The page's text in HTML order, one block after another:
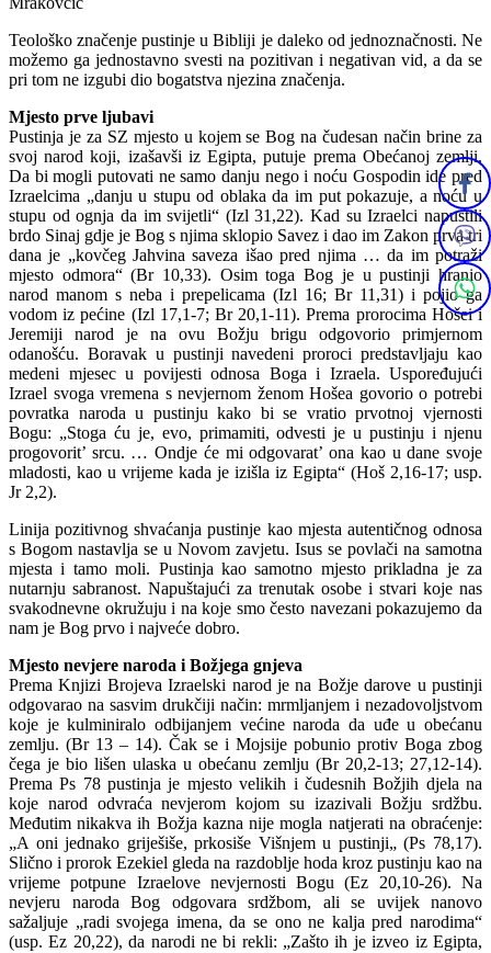
Teološko značenje pustinje u Bibliji je daleko od jednoznačnosti. Ne
možemo ga jednostavno svesti na pozitivan i negativan vid, a da se
pri tom ne izgubi dio bogatstva njezina značenja.
Mjesto prve ljubavi
Pustinja je za SZ mjesto u kojem se Bog na čudesan način brine za
svoj narod koji, izašavši iz Egipta, putuje prema Obećanoj zemlji.
Da bi mogli putovati ne samo danju nego i noću Gospodin ide pred
Izraelcima „danju u stupu od oblaka da im put pokazuje, a noću u
stupu od ognja da im svijetli“ (Izl 31,22). Kad su Izraelci napustili
brdo Sinaj gdje je Bog s njima sklopio Savez i dao im Zakon prva tri
dana je „kovčeg Jahvina saveza išao pred njima … da im potraži
mjesto odmora“ (Br 10,33). Osim toga Bog je u pustinji hranio
narod manom s neba i prepelicama (Izl 16; Br 11,31) i pojio ga
vodom iz pećine (Izl 17,1-7; Br 20,1-11). Prema prorocima Hošei i
Jeremiji narod je na ovu Božju brigu odgovorio primjernom
odanošću. Boravak u pustinji navedeni proroci predstavljaju kao
medeni mjesec u povijesti odnosa Boga i Izraela. Uspoređujući
Izrael svoga vremena s nevjernom ženom Hošea govorio o potrebi
povratka naroda u pustinju kako bi se vratio prvotnoj vjernosti
Bogu: „Stoga ću je, evo, primami­ti, odvesti je u pustinju i njenu
progovorit’ srcu. … Ondje će mi odgovarat’ ona kao u dane svoje
mladosti, kao u vrijeme kada je izišla iz Egipta“ (Hoš 2,16-17; usp.
Jr 2,2).
Linija pozitivnog shvaćanja pustinje kao mjesta autentičnog odnosa
s Bogom nastavlja se u Novom zavjetu. Isus se povlači na samotna
mjesta i tamo moli. Pustinja kao samotno mjesto prikladna je za
nutarnju sabranost. Napuštajući za trenutak osobe i stvari koje nas
svakodnevne okru­žuju i na koje smo često navezani pokazu­jemo da
nam je Bog prvo i najveće dobro.
Mjesto nevjere naroda i Božjega gnjeva
Prema Knjizi Brojeva Izraelski narod je na Božje darove u pustinji
odgovarao na sasvim drukčiji način: mrmljanjem i nezadovoljstvom
koje je kulminiralo odbijanjem većine naroda da uđe u obećanu
zemlju. (Br 13 – 14). Čak se i Mojsije pobunio protiv Boga zbog
čega je bio lišen ulaska u obećanu zemlju (Br 20,2-13; 27,12-14).
Prema Ps 78 pustinja je mjesto velikih i čudesnih Božjih djela na
koje narod odvraća nevjerom kojom su izazivali Božju srdžbu.
Međutim nikakva ih Božja kazna nije mogla natjerati na obraćenje:
„A oni jednako griješiše, prkosiše Višnjem u pustinji„ (Ps 78,17).
Slično i prorok Ezekiel gleda na razdoblje hoda kroz pustinju kao na
vrijeme potpune Izraelove nevjernosti Bogu (Ez 20,10-26). Na
nevjeru naroda Bog odgovara srdžbom, ali se uvijek nanovo
sažaljuje „radi svojega imena, da se ono ne kalja pred narodima“
(usp. Ez 20,22), da narodi ne bi rekli: „Zašto ih je izveo iz Egipta,